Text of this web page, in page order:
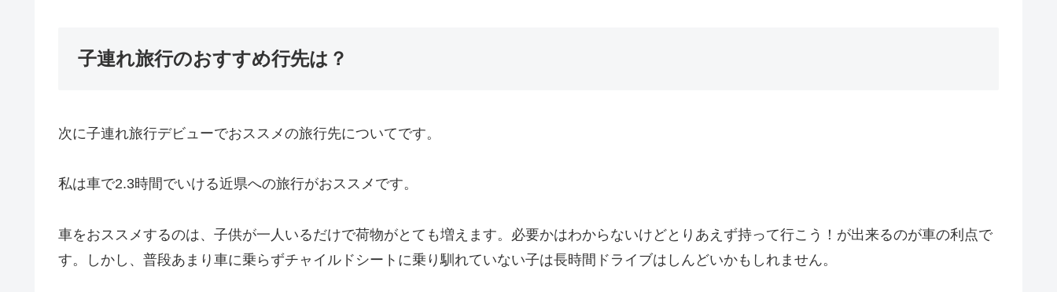
子連れ旅行のおすすめ行先は？
次に子連れ旅行デビューでおススメの旅行先についてです。
私は車で2.3時間でいける近県への旅行がおススメです。
車をおススメするのは、子供が一人いるだけで荷物がとても増えます。必要かはわからないけどとりあえず持って行こう！が出来るのが車の利点で
す。しかし、普段あまり車に乗らずチャイルドシートに乗り馴れていない子は長時間ドライブはしんどいかもしれません。